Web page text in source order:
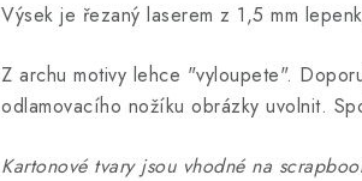
Výsek je řezaný laserem z 1,5 mm
Z archu motivy lehce "vyloupete".
odlamovacího nožíku obrázky uvolnit.
Kartonové tvary jsou vhodné na